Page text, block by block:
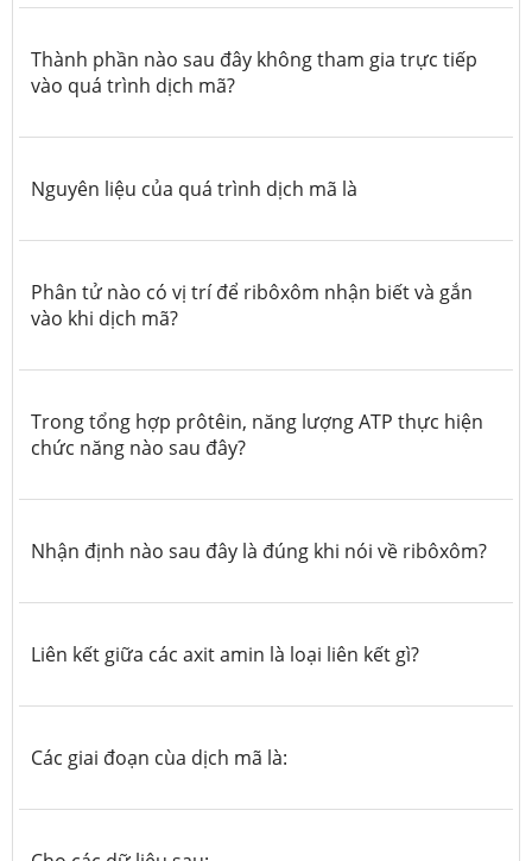
Thành phần nào sau đây không tham gia trực tiếp
vào quá trình dịch mã?
Nguyên liệu của quá trình dịch mã là
Phân tử nào có vị trí để ribôxôm nhận biết và gắn
vào khi dịch mã?
Trong tổng hợp prôtêin, năng lượng ATP thực hiện
chức năng nào sau đây?
Nhận định nào sau đây là đúng khi nói về ribôxôm?
Liên kết giữa các axit amin là loại liên kết gì?
Các giai đoạn cùa dịch mã là: